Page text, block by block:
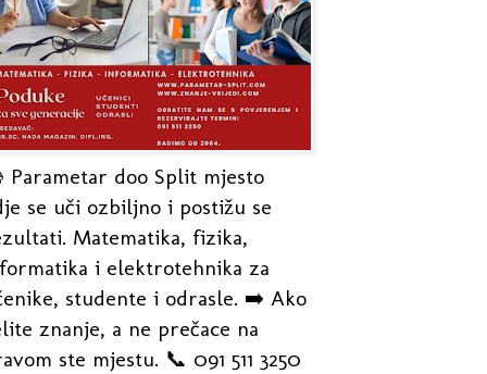
Parametar doo Split mjesto
se uči ozbiljno i postižu se
Matematika, fizika,
i elektrotehnika za
studente i odrasle. ➡️ Ako
znanje, a ne prečace na
ste mjestu. 📞 091 511 3250